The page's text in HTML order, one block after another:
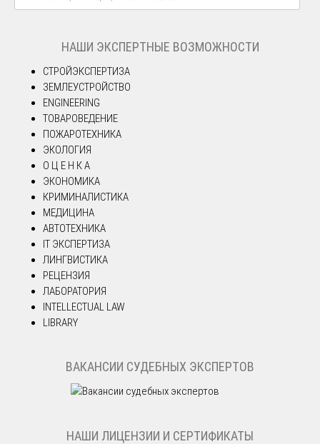
НАШИ ЭКСПЕРТНЫЕ ВОЗМОЖНОСТИ
СТРОЙЭКСПЕРТИЗА
ЗЕМЛЕУСТРОЙСТВО
ENGINEERING
ТОВАРОВЕДЕНИЕ
ПОЖАРОТЕХНИКА
ЭКОЛОГИЯ
О Ц Е Н К А
ЭКОНОМИКА
КРИМИНАЛИСТИКА
МЕДИЦИНА
АВТОТЕХНИКА
IT ЭКСПЕРТИЗА
ЛИНГВИСТИКА
РЕЦЕНЗИЯ
ЛАБОРАТОРИЯ
INTELLECTUAL LAW
LIBRARY
ВАКАНСИИ СУДЕБНЫХ ЭКСПЕРТОВ
НАШИ ЛИЦЕНЗИИ И СЕРТИФИКАТЫ